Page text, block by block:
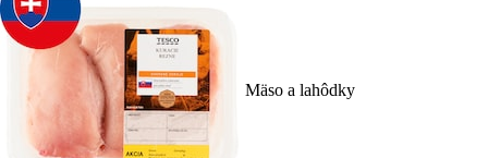
Mäso a lahôdky